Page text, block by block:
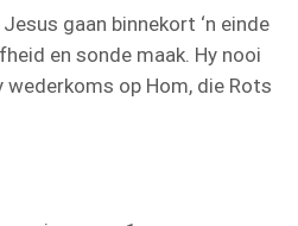
gaan binnekort ‘n einde
en sonde maak. Hy nooi
wederkoms op Hom, die Rots